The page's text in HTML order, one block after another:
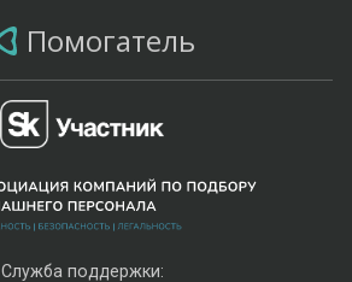
Помогатель
Служба поддержки: